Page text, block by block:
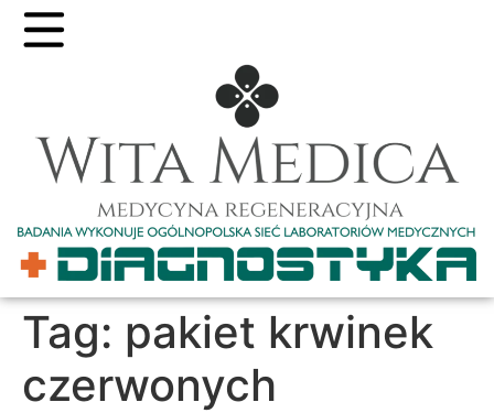
Tag: pakiet krwinek
czerwonych